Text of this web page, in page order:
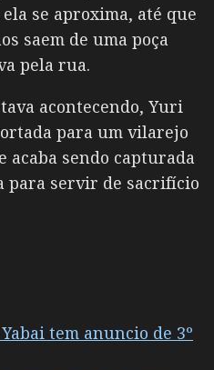
se aproxima, até que
saem de uma poça
pela rua.
acontecendo, Yuri
para um vilarejo
acaba sendo capturada
para servir de sacrifício
tem anuncio de 3º